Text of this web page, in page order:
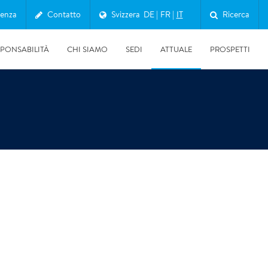
Contatto Svizzera DE FR IT Ricerca
CHI SIAMO SEDI ATTUALE PROSPETTI